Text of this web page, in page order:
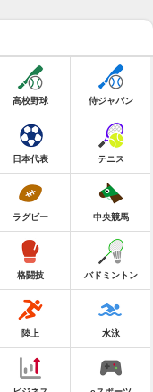
高校野球 侍ジャパン
日本代表 テニス
ラグビー 中央競馬
格闘技 バドミントン
陸上 水泳